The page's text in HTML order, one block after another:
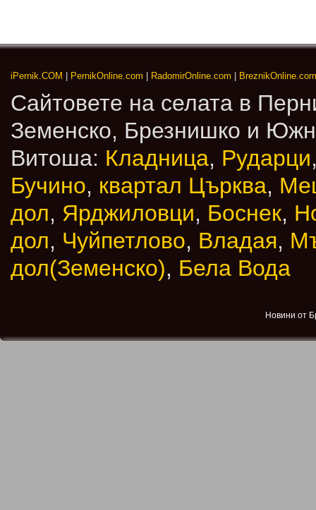
iPernik.COM | PernikOnline.com | RadomirOnline.com | BreznikOnline.com
Сайтовете на селата в
Земенско, Брезнишко и
Витоша: Кладница, Рударци
Бучино, квартал Църква,
дол, Ярджиловци, Боснек,
дол, Чуйпетлово, Владая,
дол(Земенско), Бела Вода
Новини от